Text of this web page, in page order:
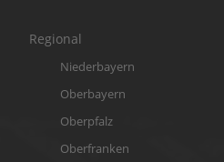
Regional
Niederbayern
Oberbayern
Oberpfalz
Oberfranken